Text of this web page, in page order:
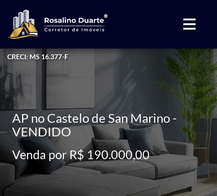
CRECI: MS 16.377-F
AP no Castelo de San Marino -
VENDIDO
Venda por R$ 190.000,00